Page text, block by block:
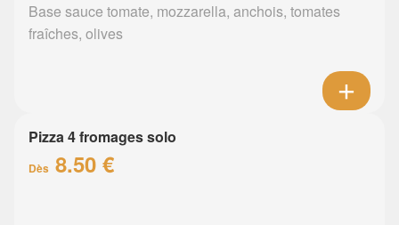
Base sauce tomate, mozzarella, anchois, tomates
fraîches, olives
Pizza 4 fromages solo
Dès 8.50 €